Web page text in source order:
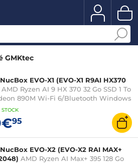
GMKtec
EVO-X1 (EVO-X1 R9AI HX370
AMD Ryzen AI 9 HX 370 32 Go SSD 1 To
890M Wi-Fi 6/Bluetooth Windows
STOCK
95
EVO-X2 (EVO-X2 RAI MAX+
AMD Ryzen AI Max+ 395 128 Go